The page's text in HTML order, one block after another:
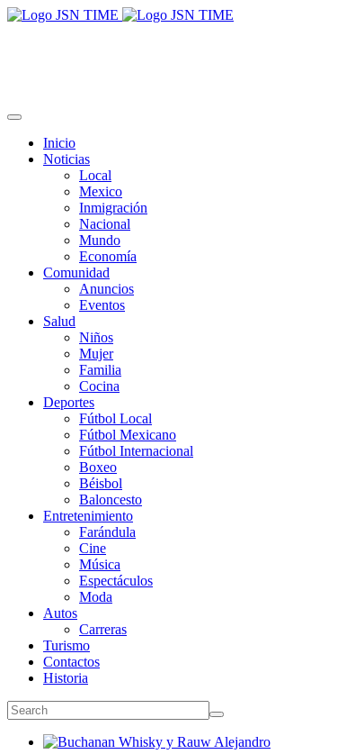
Inicio
Noticias
Local
Mexico
Inmigración
Nacional
Mundo
Economía
Comunidad
Anuncios
Eventos
Salud
Niños
Mujer
Familia
Cocina
Deportes
Fútbol Local
Fútbol Mexicano
Fútbol Internacional
Boxeo
Béisbol
Baloncesto
Entretenimiento
Farándula
Cine
Música
Espectáculos
Moda
Autos
Carreras
Turismo
Contactos
Historia